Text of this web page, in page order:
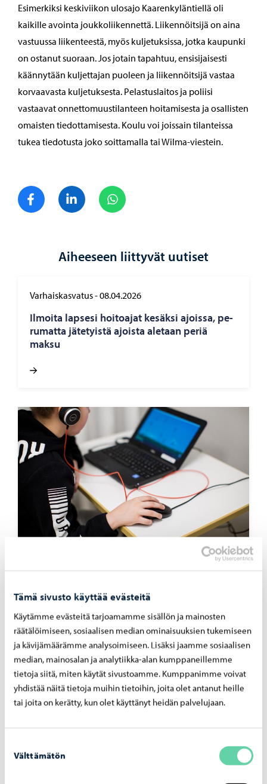
Tämä sivusto käyttää evästeitä
Käytämme evästeitä tarjoamamme sisällön ja mainosten
räätälöimiseen, sosiaalisen median ominaisuuksien tukemiseen
ja kävijämäärämme analysoimiseen. Lisäksi jaamme sosiaalisen
median, mainosalan ja analytiikka-alan kumppaneillemme
tietoja siitä, miten käytät sivustoamme. Kumppanimme voivat
yhdistää näitä tietoja muihin tietoihin, joita olet antanut heille
tai joita on kerätty, kun olet käyttänyt heidän palvelujaan.
valinta
Välttämätön
Esimerkiksi keskiviikon ulosajo Kaarenkyläntiellä oli
kaikille avointa joukkoliikennettä. Liikennöitsijä on aina
vastuussa liikenteestä, myös kuljetuksissa, jotka kaupunki
on ostanut suoraan. Jos jotain tapahtuu, ensisijaisesti
käännytään kuljettajan puoleen ja liikennöitsijä vastaa
korvaavasta kuljetuksesta. Pelastuslaitos ja poliisi
vastaavat onnettomuustilanteen hoitamisesta ja osallisten
omaisten tiedottamisesta. Koulu voi joissain tilanteissa
tukea tiedotusta joko soittamalla tai Wilma-viestein.
Jaa FacebookJaa LinkedIn
Aiheeseen liittyvät uutiset
Varhaiskasvatus-08.04.2026
Il­moi­ta lap­se­si hoi­toa­jat ke­säk­si ajois­sa, pe­
ru­mat­ta jä­te­tyis­tä ajois­ta ale­taan periä
maksu
voit­tee­na ikä­ta­soi­nen ja yh­den­ver­tai­nen di­
gio­saa­mi­nen